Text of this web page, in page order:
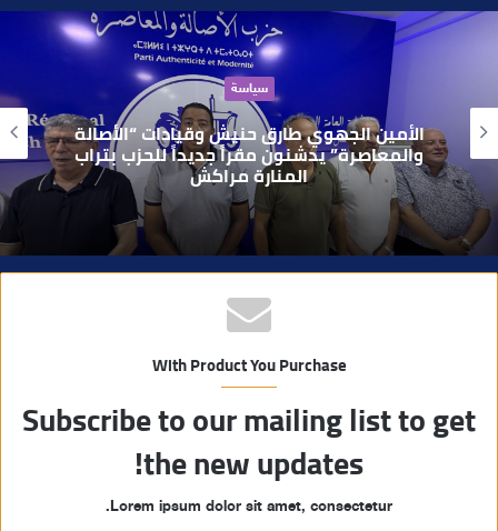
ق
ع
ا
ل
و
ي
ب
حوادث
بعد تداول فيديو يوثق العملية.. أمن مراكش
يطيح بقاصر مشتبه في تورطه في سرقة
مسلحة..
With Product You Purchase
Subscribe to our mailing list to get
the new updates!
Lorem ipsum dolor sit amet, consectetur.